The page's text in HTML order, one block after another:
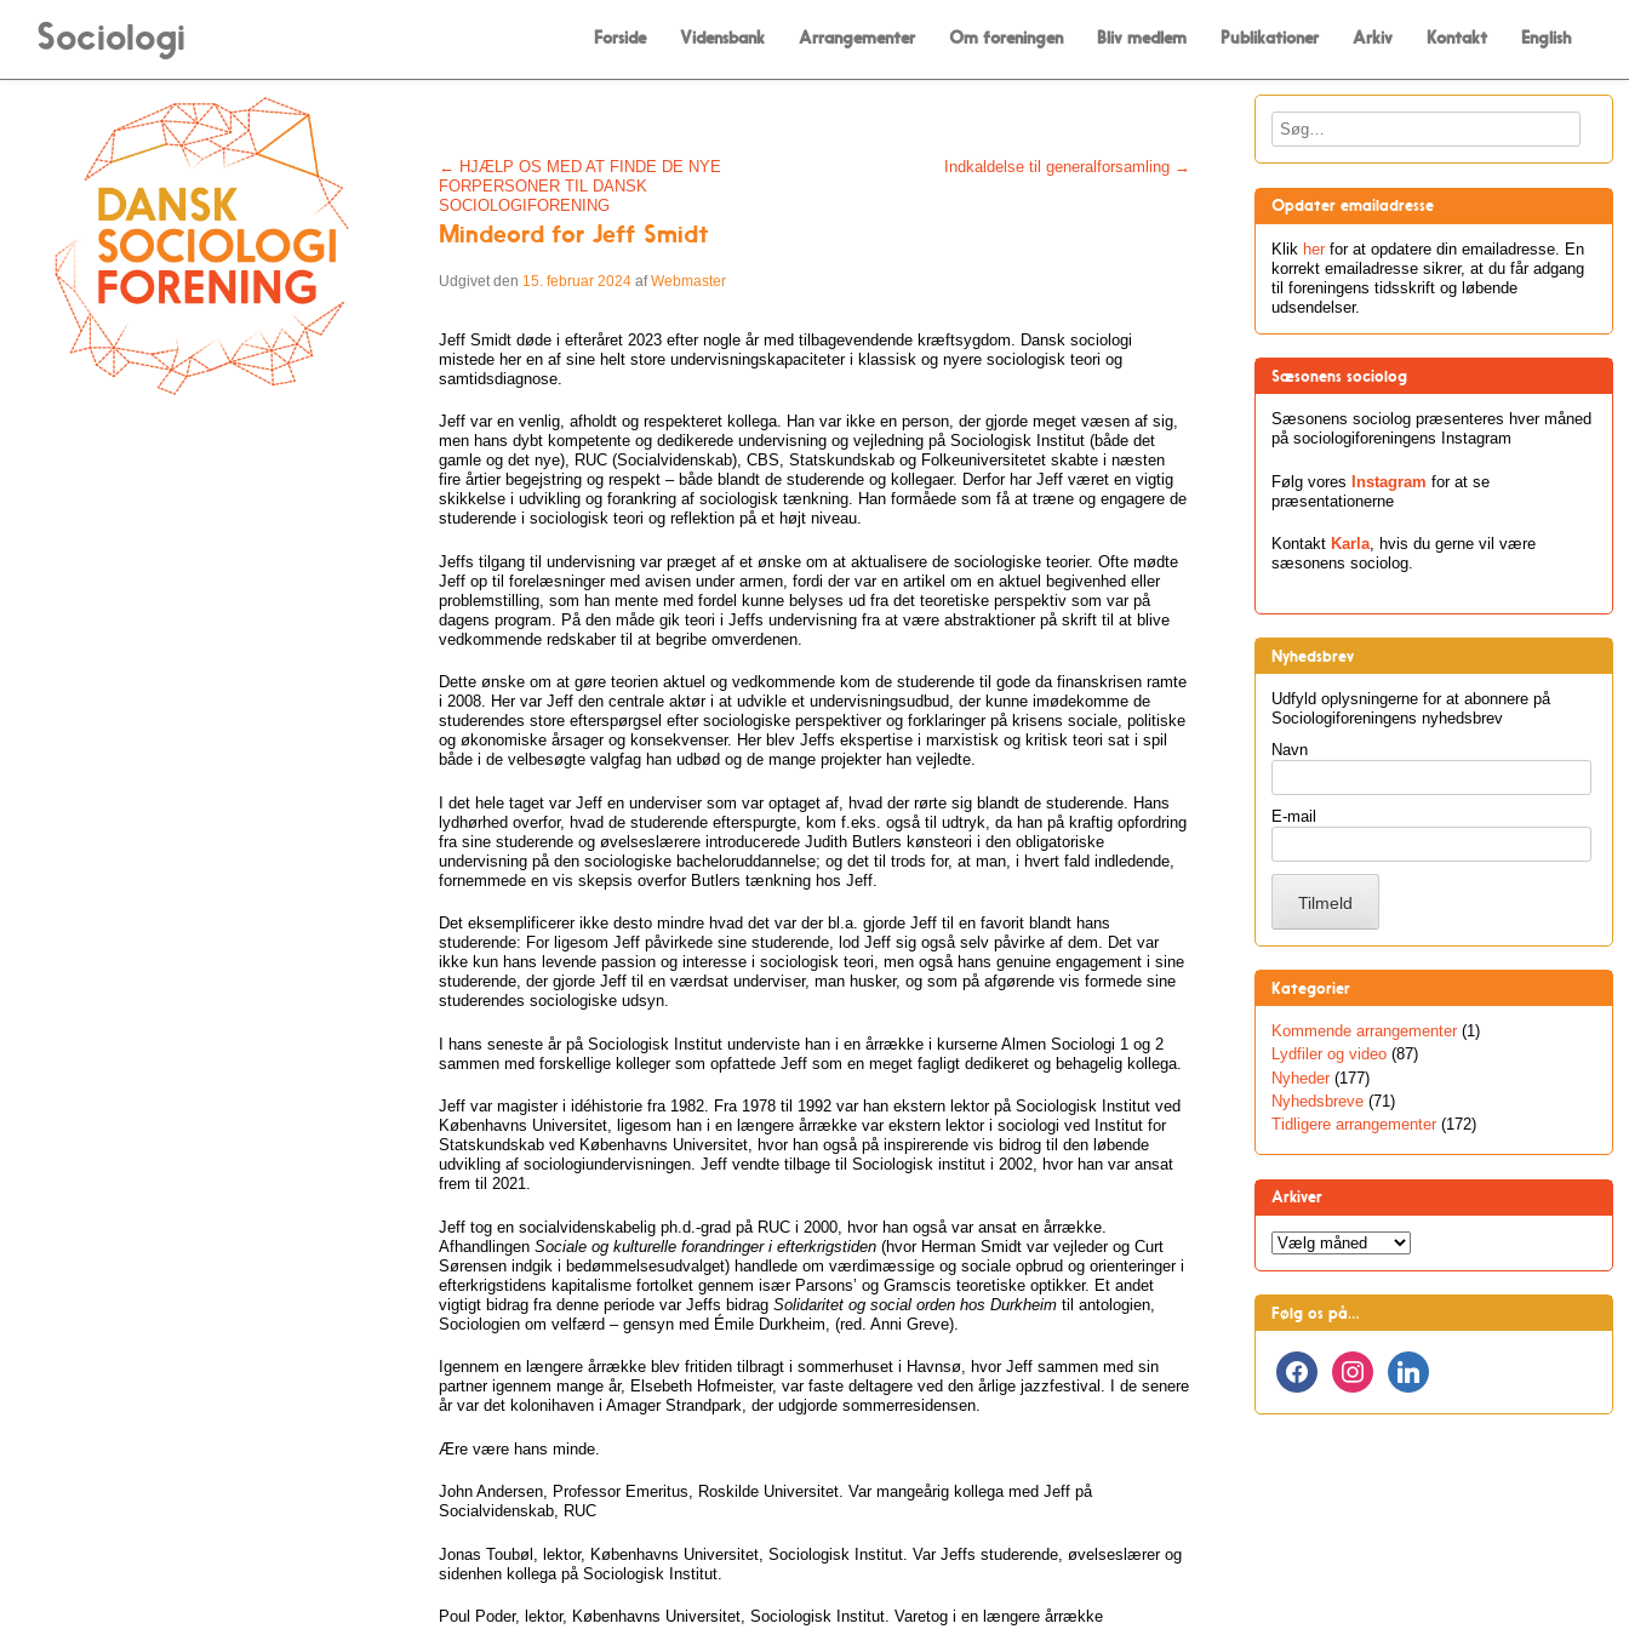
Sociologi Skip to content
Forside Vidensbank Arrangementer Om foreningen Bliv medlem Publikationer Arkiv Kontakt English
Post navigation Indkaldelse til generalforsamling →
← HJÆLP OS MED AT FINDE DE NYE
FORPERSONER TIL DANSK
SOCIOLOGIFORENING
Mindeord for Jeff Smidt
Udgivet den 15. februar 2024 afWebmaster
Jeff Smidt døde i efteråret 2023 efter nogle år med tilbagevendende kræftsygdom. Dansk sociologi
mistede her en af sine helt store undervisningskapaciteter i klassisk og nyere sociologisk teori og
samtidsdiagnose.
Jeff var en venlig, afholdt og respekteret kollega. Han var ikke en person, der gjorde meget væsen af sig,
men hans dybt kompetente og dedikerede undervisning og vejledning på Sociologisk Institut (både det
gamle og det nye), RUC (Socialvidenskab), CBS, Statskundskab og Folkeuniversitetet skabte i næsten
fire årtier begejstring og respekt – både blandt de studerende og kollegaer. Derfor har Jeff været en vigtig
skikkelse i udvikling og forankring af sociologisk tænkning. Han formåede som få at træne og engagere de
studerende i sociologisk teori og reflektion på et højt niveau.
Jeffs tilgang til undervisning var præget af et ønske om at aktualisere de sociologiske teorier. Ofte mødte
Jeff op til forelæsninger med avisen under armen, fordi der var en artikel om en aktuel begivenhed eller
problemstilling, som han mente med fordel kunne belyses ud fra det teoretiske perspektiv som var på
dagens program. På den måde gik teori i Jeffs undervisning fra at være abstraktioner på skrift til at blive
vedkommende redskaber til at begribe omverdenen.
Dette ønske om at gøre teorien aktuel og vedkommende kom de studerende til gode da finanskrisen ramte
i 2008. Her var Jeff den centrale aktør i at udvikle et undervisningsudbud, der kunne imødekomme de
studerendes store efterspørgsel efter sociologiske perspektiver og forklaringer på krisens sociale, politiske
og økonomiske årsager og konsekvenser. Her blev Jeffs ekspertise i marxistisk og kritisk teori sat i spil
både i de velbesøgte valgfag han udbød og de mange projekter han vejledte.
I det hele taget var Jeff en underviser som var optaget af, hvad der rørte sig blandt de studerende. Hans
lydhørhed overfor, hvad de studerende efterspurgte, kom f.eks. også til udtryk, da han på kraftig opfordring
fra sine studerende og øvelseslærere introducerede Judith Butlers kønsteori i den obligatoriske
undervisning på den sociologiske bacheloruddannelse; og det til trods for, at man, i hvert fald indledende,
fornemmede en vis skepsis overfor Butlers tænkning hos Jeff.
Det eksemplificerer ikke desto mindre hvad det var der bl.a. gjorde Jeff til en favorit blandt hans
studerende: For ligesom Jeff påvirkede sine studerende, lod Jeff sig også selv påvirke af dem. Det var
ikke kun hans levende passion og interesse i sociologisk teori, men også hans genuine engagement i sine
studerende, der gjorde Jeff til en værdsat underviser, man husker, og som på afgørende vis formede sine
studerendes sociologiske udsyn.
I hans seneste år på Sociologisk Institut underviste han i en årrække i kurserne Almen Sociologi 1 og 2
sammen med forskellige kolleger som opfattede Jeff som en meget fagligt dedikeret og behagelig kollega.
Jeff var magister i idéhistorie fra 1982. Fra 1978 til 1992 var han ekstern lektor på Sociologisk Institut ved
Københavns Universitet, ligesom han i en længere årrække var ekstern lektor i sociologi ved Institut for
Statskundskab ved Københavns Universitet, hvor han også på inspirerende vis bidrog til den løbende
udvikling af sociologiundervisningen. Jeff vendte tilbage til Sociologisk institut i 2002, hvor han var ansat
frem til 2021.
Jeff tog en socialvidenskabelig ph.d.-grad på RUC i 2000, hvor han også var ansat en årrække.
Afhandlingen Sociale og kulturelle forandringer i efterkrigstiden (hvor Herman Smidt var vejleder og Curt
Sørensen indgik i bedømmelsesudvalget) handlede om værdimæssige og sociale opbrud og orienteringer i
efterkrigstidens kapitalisme fortolket gennem især Parsons’ og Gramscis teoretiske optikker. Et andet
vigtigt bidrag fra denne periode var Jeffs bidrag Solidaritet og social orden hos Durkheim til antologien,
Sociologien om velfærd – gensyn med Émile Durkheim, (red. Anni Greve).
Igennem en længere årrække blev fritiden tilbragt i sommerhuset i Havnsø, hvor Jeff sammen med sin
partner igennem mange år, Elsebeth Hofmeister, var faste deltagere ved den årlige jazzfestival. I de senere
år var det kolonihaven i Amager Strandpark, der udgjorde sommerresidensen.
Ære være hans minde.
John Andersen, Professor Emeritus, Roskilde Universitet. Var mangeårig kollega med Jeff på
Socialvidenskab, RUC
Jonas Toubøl, lektor, Københavns Universitet, Sociologisk Institut. Var Jeffs studerende, øvelseslærer og
sidenhen kollega på Sociologisk Institut.
Poul Poder, lektor, Københavns Universitet, Sociologisk Institut. Varetog i en længere årrække
Søg
Opdater emailadresse
Klik herfor at opdatere din emailadresse. En
korrekt emailadresse sikrer, at du får adgang
til foreningens tidsskrift og løbende
udsendelser.
Sæsonens sociolog
Sæsonens sociolog præsenteres hver måned
på sociologiforeningens Instagram
Følg vores Instagram for at se
præsentationerne
Kontakt Karla, hvis du gerne vil være
sæsonens sociolog.
Nyhedsbrev
Udfyld oplysningerne for at abonnere på
Sociologiforeningens nyhedsbrev
Navn
E-mail
Kategorier
Kommende arrangementer(1)
Lydfiler og video(87)
Nyheder(177)
Nyhedsbreve(71)
Tidligere arrangementer(172)
Arkiver
Arkiver
Følg os på…
facebookinstagramlinkedin